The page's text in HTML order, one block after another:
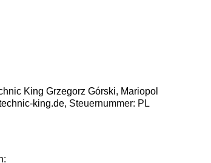
King Grzegorz Górski, Mariopol
king.de, Steuernummer: PL